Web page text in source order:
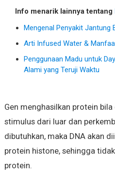
Info menarik lainnya tentang
Mengenal Penyakit Jantung
Arti Infused Water &
Penggunaan Madu untuk
Alami yang Teruji Waktu
Gen menghasilkan protein
stimulus dari luar dan
dibutuhkan, maka DNA akan
protein histone, sehingga
protein.